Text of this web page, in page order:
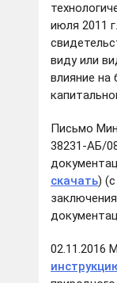
июля 2011
виду или
влияние на
Письмо
38231-АБ/
скачать)
02.11.2016